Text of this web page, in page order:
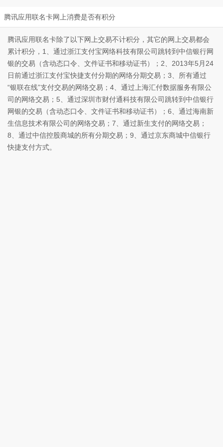
腾讯应用联名卡网上消费是否有积分
腾讯应用联名卡除了以下网上交易不计积分，其它的网上交易都会
累计积分，1、通过浙江支付宝网络科技有限公司跳转到中信银行网
银的交易（含动态口令、文件证书和移动证书）；2、2013年5月24
日前通过浙江支付宝快捷支付分期的网络分期交易；3、所有通过
“银联在线”支付交易的网络交易；4、通过上海汇付数据服务有限公
司的网络交易；5、通过深圳市财付通科技有限公司跳转到中信银行
网银的交易（含动态口令、文件证书和移动证书）；6、通过海南新
生信息技术有限公司的网络交易；7、通过新生支付的网络交易；
8、通过中信控股商城的所有分期交易；9、通过京东商城中信银行
快捷支付方式。